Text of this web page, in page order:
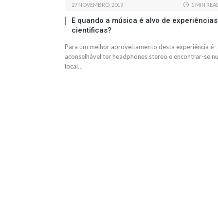
27 NOVEMBRO, 2019 1 MIN
E quando a música é alvo de experiências
cientificas?
Para um melhor aproveitamento desta experiência é
aconselhável ter headphones stereo e encontrar-se
local…